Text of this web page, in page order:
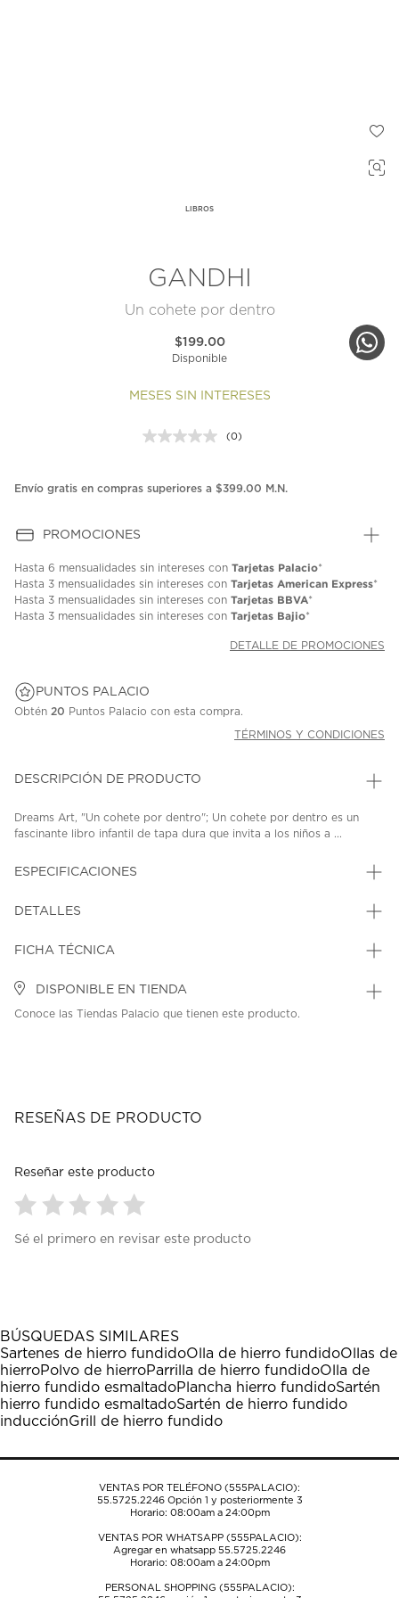
LIBROS
GANDHI
Un cohete por dentro
$199.00
Disponible
MESES SIN INTERESES
Sin
en
(0)
Envío gratis en compras superiores a $399.00 M.N.
PROMOCIONES
Hasta 6 mensualidades sin intereses con Tarjetas Palacio*
Hasta 3 mensualidades sin intereses con Tarjetas American Express*
Hasta 3 mensualidades sin intereses con Tarjetas BBVA*
Hasta 3 mensualidades sin intereses con Tarjetas Bajio*
DETALLE DE PROMOCIONES
PUNTOS PALACIO
Obtén 20 Puntos Palacio con esta compra.
TÉRMINOS Y CONDICIONES
DESCRIPCIÓN DE PRODUCTO
Dreams Art, "Un cohete por dentro"; Un cohete por dentro es un
fascinante libro infantil de tapa dura que invita a los niños a ...
ESPECIFICACIONES
DETALLES
FICHA TÉCNICA
DISPONIBLE EN TIENDA
Conoce las Tiendas Palacio que tienen este producto.
RESEÑAS DE PRODUCTO
Reseñar este producto
para
1
estrella
Esta
acción
abrirá
el
formulario
envío.
para
estrellas.
Esta
acción
abrirá
el
formulario
envío.
para
estrellas.
Esta
acción
abrirá
el
formulario
envío.
para
estrellas.
Esta
acción
abrirá
el
formulario
envío.
para
estrellas.
Esta
acción
abrirá
el
formulario
envío.
Sé el primero en revisar este producto
BÚSQUEDAS SIMILARES
Sartenes de hierro fundidoOlla de hierro fundidoOllas de
hierroPolvo de hierroParrilla de hierro fundidoOlla de
hierro fundido esmaltadoPlancha hierro fundidoSartén
hierro fundido esmaltadoSartén de hierro fundido
inducciónGrill de hierro fundido
VENTAS POR TELÉFONO (555PALACIO):
55.5725.2246Opción 1 y posteriormente 3
Horario: 08:00am a 24:00pm
VENTAS POR WHATSAPP (555PALACIO):
Agregar en whatsapp 55.5725.2246
Horario: 08:00am a 24:00pm
PERSONAL SHOPPING (555PALACIO):